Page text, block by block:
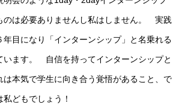
は必要ありませんし私はしません。 実践
年目になり「インターンシップ」と名乗れる
います。 自信を持ってインターンシップと
本気で学生に向き合う覚悟があること、で
どもでしょう！